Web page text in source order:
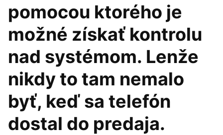
pomocou ktorého je
možné získať kontrolu
nad systémom. Lenže
nikdy to tam nemalo
byť, keď sa telefón
dostal do predaja.